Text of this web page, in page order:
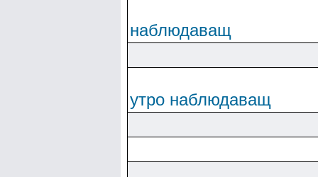
наблюдаващ
утро наблюдаващ